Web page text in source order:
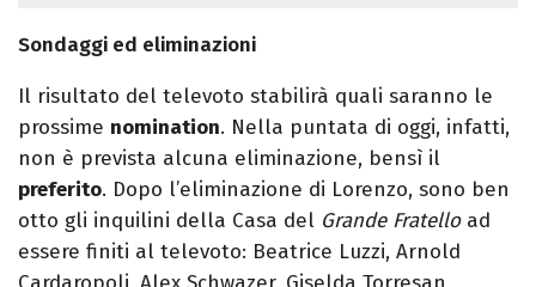
Sondaggi ed eliminazioni
Il risultato del televoto stabilirà quali saranno le
prossime nomination. Nella puntata di oggi, infatti,
non è prevista alcuna eliminazione, bensì il
preferito. Dopo l’eliminazione di Lorenzo, sono ben
otto gli inquilini della Casa del Grande Fratelload
essere finiti al televoto: Beatrice Luzzi, Arnold